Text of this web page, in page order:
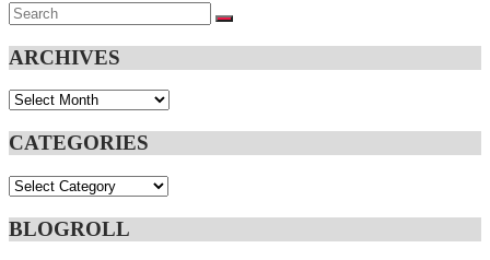
Search
for:
SEARCH
ARCHIVES
Archives
CATEGORIES
Categories
BLOGROLL